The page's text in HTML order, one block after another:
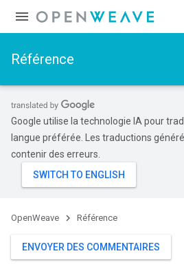
Référence
Google utilise la technologie IA pour
langue préférée. Les traductions
contenir des erreurs.
OpenWeave Référence
ENVOYER DES COMMENTAIRES